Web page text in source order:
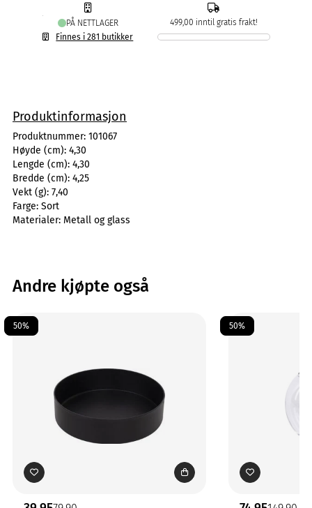
PÅ NETTLAGER
Finnes i 281 butikker
499,00 inntil gratis frakt!
Produktinformasjon
Produktnummer: 101067
Høyde (cm): 4,30
Lengde (cm): 4,30
Bredde (cm): 4,25
Vekt (g): 7,40
Farge: Sort
Materialer: Metall og glass
Andre kjøpte også
50% 50%